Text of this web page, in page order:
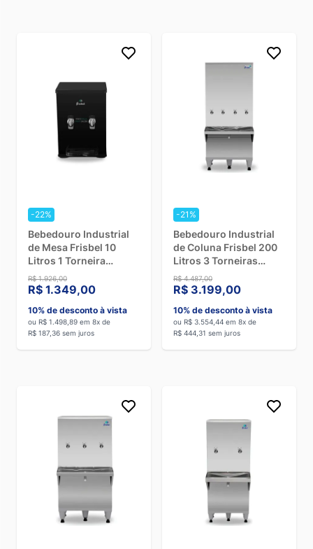
-22%
Bebedouro Industrial
de Mesa Frisbel 10
Litros 1 Torneira
Gelada e 1 Natural
Black - 110V
R$ 1.926,00
R$ 1.349,00
10% de desconto à vista
ou R$ 1.498,89 em 8x de
R$ 187,36 sem juros
-21%
Bebedouro Industrial
de Coluna Frisbel 200
Litros 3 Torneiras
Geladas e 1 Natural
Inox - 110V
R$ 4.487,00
R$ 3.199,00
10% de desconto à vista
ou R$ 3.554,44 em 8x de
R$ 444,31 sem juros